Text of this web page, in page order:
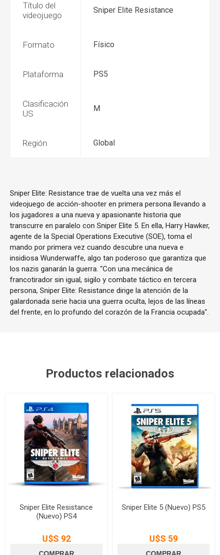
Título del
videojuego
Sniper Elite Resistance
Formato Físico
Plataforma PS5
Clasificación
US
M
Región Global
Sniper Elite: Resistance trae de vuelta una vez más el
videojuego de acción-shooter en primera persona llevando a
los jugadores a una nueva y apasionante historia que
transcurre en paralelo con Sniper Elite 5. En ella, Harry Hawker,
agente de la Special Operations Executive (SOE), toma el
mando por primera vez cuando descubre una nueva e
insidiosa Wunderwaffe, algo tan poderoso que garantiza que
los nazis ganarán la guerra. "Con una mecánica de
francotirador sin igual, sigilo y combate táctico en tercera
persona, Sniper Elite: Resistance dirige la atención de la
galardonada serie hacia una guerra oculta, lejos de las líneas
del frente, en lo profundo del corazón de la Francia ocupada".
Productos relacionados
Sniper Elite Resistance
(Nuevo) PS4
U$S 92
Sniper Elite 5 (Nuevo) PS5
U$S 59